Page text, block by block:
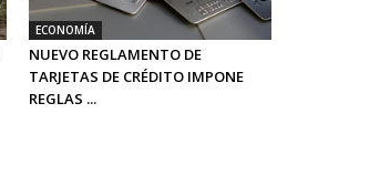
ECONOMÍA
NUEVO REGLAMENTO DE
TARJETAS DE CRÉDITO IMPONE
REGLAS ...